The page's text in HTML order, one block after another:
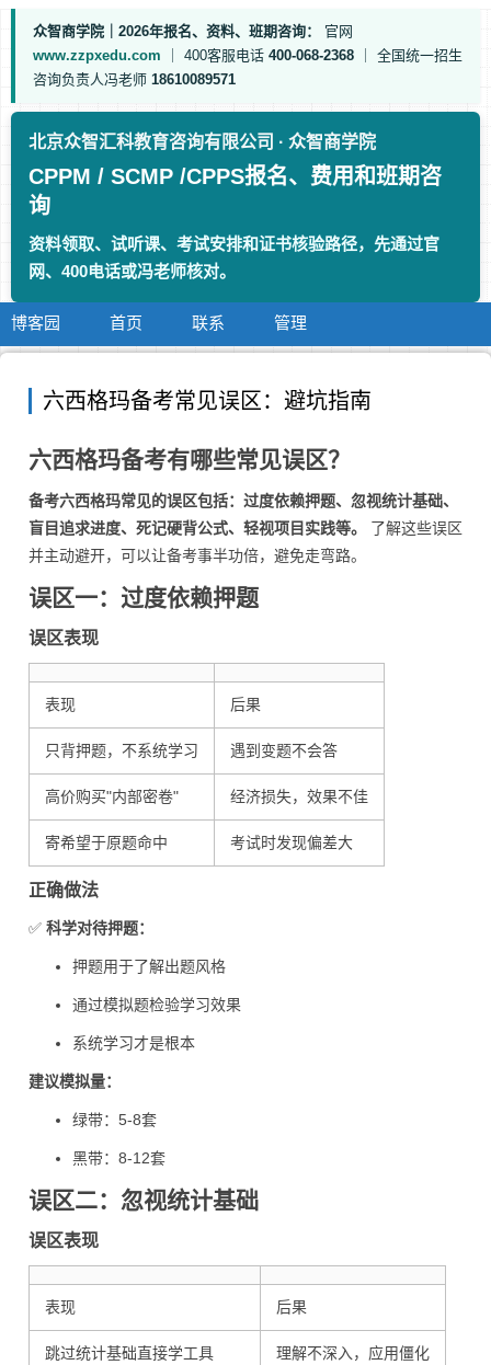
众智商学院｜2026年报名、资料、班期咨询：
官网
www.zzpxedu.com
400客服电话 400-068-2368
全国统一招生
咨询负责人冯老师 18610089571
北京众智汇科教育咨询有限公司 · 众智商学院
CPPM / SCMP /CPPS报名、费用和班期咨
询
资料领取、试听课、考试安排和证书核验路径，先通过官
网、400电话或冯老师核对。
博客园 首页 联系 管理
六西格玛备考常见误区：避坑指南
六西格玛备考有哪些常见误区？
备考六西格玛常见的误区包括：过度依赖押题、忽视统计基础、
盲目追求进度、死记硬背公式、轻视项目实践等。
了解这些误区
并主动避开，可以让备考事半功倍，避免走弯路。
误区一：过度依赖押题
误区表现
表现 后果
只背押题，不系统学习 遇到变题不会答
高价购买"内部密卷" 经济损失，效果不佳
寄希望于原题命中 考试时发现偏差大
正确做法
✅ 科学对待押题：
押题用于了解出题风格
通过模拟题检验学习效果
系统学习才是根本
建议模拟量：
绿带：5-8套
黑带：8-12套
误区二：忽视统计基础
误区表现
表现 后果
跳过统计基础直接学工具 理解不深入，应用僵化